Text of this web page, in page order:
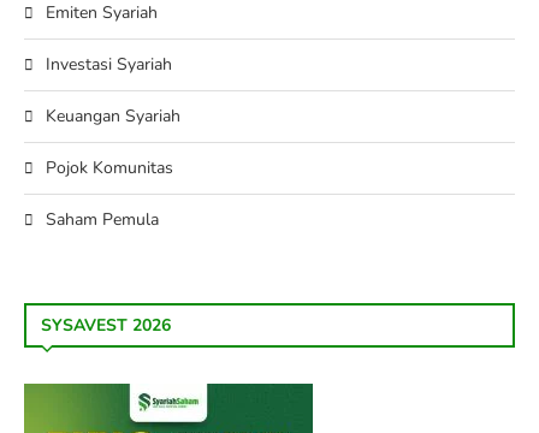
Emiten Syariah
Investasi Syariah
Keuangan Syariah
Pojok Komunitas
Saham Pemula
SYSAVEST 2026